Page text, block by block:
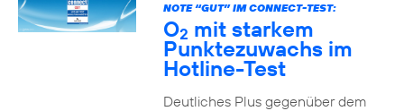
NOTE “GUT” IM CONNECT-TEST:
O2 mit starkem
Punktezuwachs im
Hotline-Test
Deutliches Plus gegenüber dem